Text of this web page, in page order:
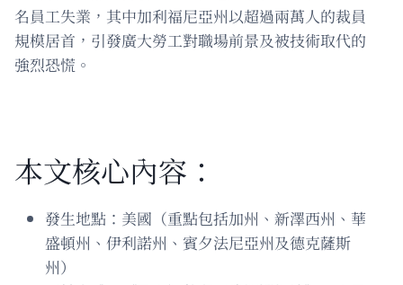
名員工失業，其中加利福尼亞州以超過兩萬人的裁員
規模居首，引發廣大勞工對職場前景及被技術取代的
強烈恐慌。
本文核心內容：
發生地點：美國（重點包括加州、新澤西州、華
盛頓州、伊利諾州、賓夕法尼亞州及德克薩斯
州）